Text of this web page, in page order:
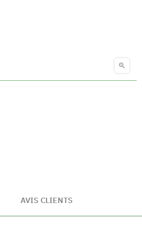

AVIS CLIENTS